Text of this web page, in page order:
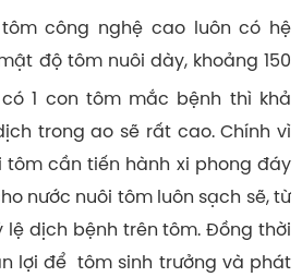
công nghệ cao luôn có hệ
độ tôm nuôi dày, khoảng 150
1 con tôm mắc bệnh thì khả
trong ao sẽ rất cao. Chính vì
cần tiến hành xi phong đáy
nước nuôi tôm luôn sạch sẽ, từ
dịch bệnh trên tôm. Đồng thời
lợi để tôm sinh trưởng và phát